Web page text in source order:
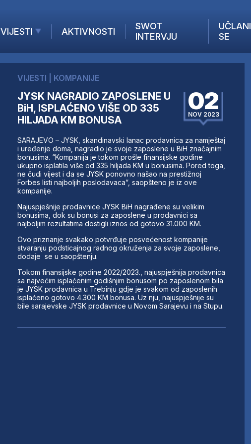
VIJESTI
AKTUELNO
KOMPANIJE
FINANSIJE
IZ STRANIH MEDIJA
AKTIVNOSTI
SWOT
INTERVJU
UČLANI
SE
VIJESTI KOMPANIJE
JYSK NAGRADIO ZAPOSLENE U
BiH, ISPLAĆENO VIŠE OD 335
HILJADA KM BONUSA
02
NOV 2023
SARAJEVO – JYSK, skandinavski lanac prodavnica za namještaj
i uređenje doma, nagradio je svoje zaposlene u BiH značajnim
bonusima. “Kompanija je tokom prošle finansijske godine
ukupno isplatila više od 335 hiljada KM u bonusima. Pored toga,
ne čudi vijest i da se JYSK ponovno našao na prestižnoj
Forbes listi najboljih poslodavaca”, saopšteno je iz ove
kompanije.
Najuspješnije prodavnice JYSK BiH nagrađene su velikim
bonusima, dok su bonusi za zaposlene u prodavnici sa
najboljim rezultatima dostigli iznos od gotovo 31.000 KM.
Ovo priznanje svakako potvrđuje posvećenost kompanije
stvaranju podsticajnog radnog okruženja za svoje zaposlene,
dodaje se u saopštenju.
Tokom finansijske godine 2022/2023., najuspješnija prodavnica
sa najvećim isplaćenim godišnjim bonusom po zaposlenom bila
je JYSK prodavnica u Trebinju gdje je svakom od zaposlenih
isplaćeno gotovo 4.300 KM bonusa. Uz nju, najuspješnije su
bile sarajevske JYSK prodavnice u Novom Sarajevu i na Stupu.